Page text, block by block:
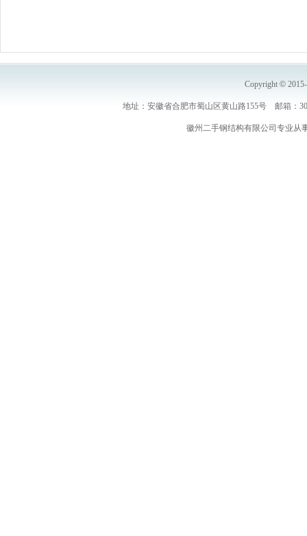
Copyright ©
地址：安徽省合肥市蜀山区黄山路155号 邮箱：
徽州二手钢结构有限公司专业从